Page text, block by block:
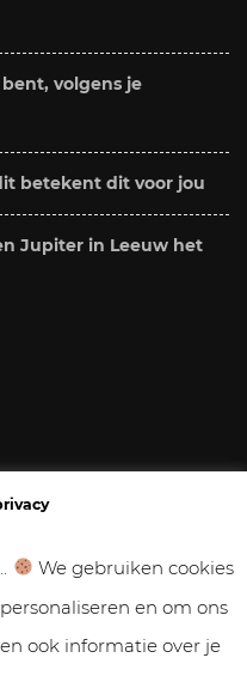
volgens je
betekent dit voor jou
Jupiter in Leeuw het
We gebruiken cookies
en om ons
ook informatie over je